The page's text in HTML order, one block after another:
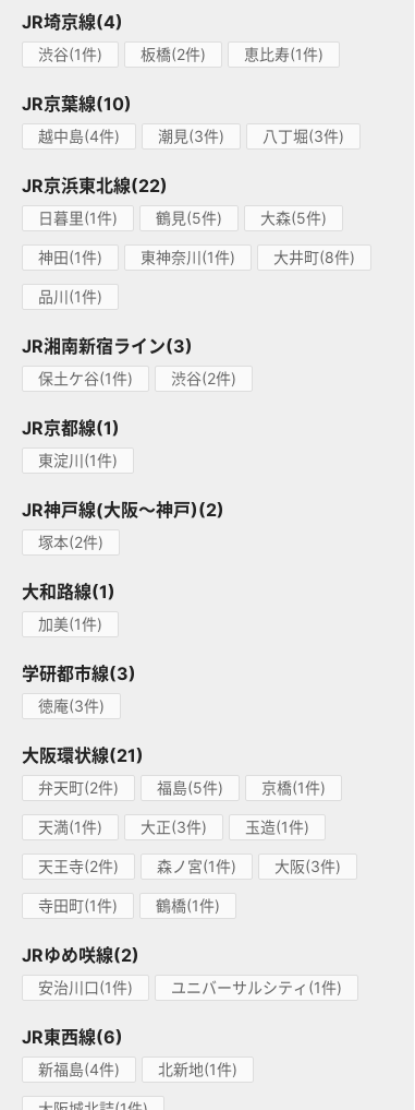
JR埼京線(4)
渋谷(1件) 板橋(2件) 恵比寿(1件)
JR京葉線(10)
越中島(4件) 潮見(3件) 八丁堀(3件)
JR京浜東北線(22)
日暮里(1件) 鶴見(5件) 大森(5件)
神田(1件) 東神奈川(1件) 大井町(8件)
品川(1件)
JR湘南新宿ライン(3)
保土ケ谷(1件) 渋谷(2件)
JR京都線(1)
東淀川(1件)
JR神戸線(大阪～神戸)(2)
塚本(2件)
大和路線(1)
加美(1件)
学研都市線(3)
徳庵(3件)
大阪環状線(21)
弁天町(2件) 福島(5件) 京橋(1件)
天満(1件) 大正(3件) 玉造(1件)
天王寺(2件) 森ノ宮(1件) 大阪(3件)
寺田町(1件) 鶴橋(1件)
JRゆめ咲線(2)
安治川口(1件) ユニバーサルシティ(1件)
JR東西線(6)
新福島(4件) 北新地(1件)